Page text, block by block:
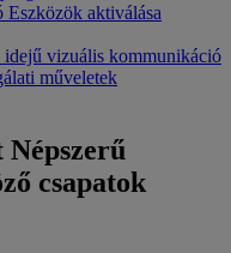
Eszközök aktiválása
idejű vizuális kommunikáció
műveletek
Népszerű
csapatok